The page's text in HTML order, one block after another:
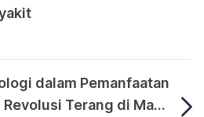
industri manufaktur!
dalam Pemanfaatan
Terang di Masa